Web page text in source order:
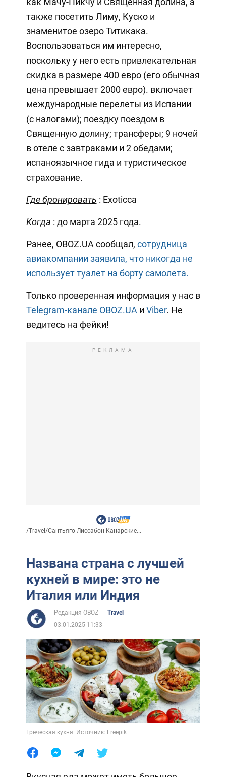
также посетить Лиму, Куско и
знаменитое озеро Титикака.
Воспользоваться им интересно,
поскольку у него есть привлекательная
скидка в размере 400 евро (его обычная
цена превышает 2000 евро). включает
международные перелеты из Испании
(с налогами); поездку поездом в
Священную долину; трансферы; 9 ночей
в отеле с завтраками и 2 обедами;
испаноязычное гида и туристическое
страхование.
Где бронировать : Exoticca
Когда : до марта 2025 года.
Ранее, OBOZ.UA сообщал, сотрудница
авиакомпании заявила, что никогда не
использует туалет на борту самолета.
Только проверенная информация у нас в
Telegram-канале OBOZ.UA и Viber. Не
ведитесь на фейки!
РЕКЛАМА
/Travel /Сантьяго Лиссабон Канарские...
Названа страна с лучшей
кухней в мире: это не
Италия или Индия
Редакция OBOZ
Travel
03.01.2025 11:33
Греческая кухня. Источник: Freepik